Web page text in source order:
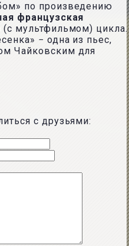
по произведению
французская
(с мультфильмом) цикла.
− одна из пьес,
Чайковским для
с друзьями: